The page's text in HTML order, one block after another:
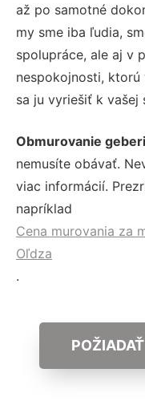
až po samotné
my sme iba ľudia,
spolupráce, ale aj v
nespokojnosti, ktorú
sa ju vyriešiť k vašej
Obmurovanie
nemusíte obávať.
viac informácií.
napríklad
Cena murovania za
Oľdza
.